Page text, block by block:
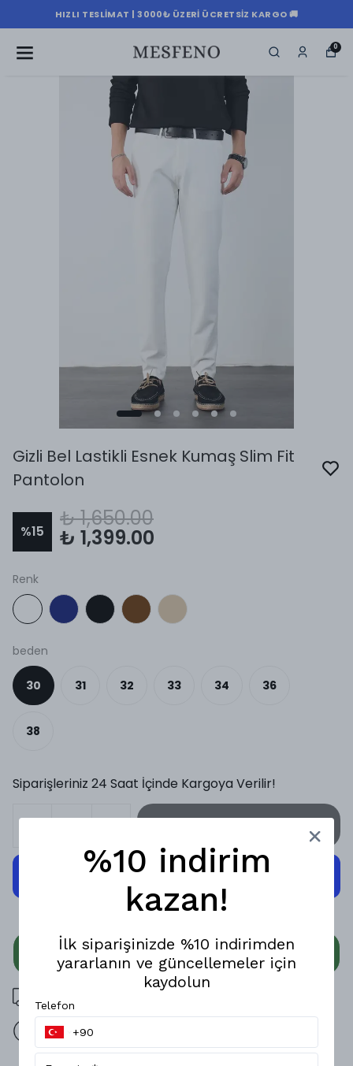
HIZLI TESLIMAT | 3000₺ ÜZERI ÜCRETSIZ KARGO 🚚
0
Gizli Bel Lastikli Esnek Kumaş Slim Fit
Pantolon
%15
₺ 1,650.00
₺ 1,399.00
Renk
beden
30 31 32 33 34 36
38
Siparişleriniz 24 Saat İçinde Kargoya Verilir!
WHATSAPP
3000 TL üzeri ücretsiz kargo
14 gün içinde iade değişim
%10 indirim
kazan!
İlk siparişinizde %10 indirimden
yararlanın ve güncellemeler için
kaydolun
Telefon